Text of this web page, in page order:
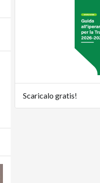
Scaricalo gratis!